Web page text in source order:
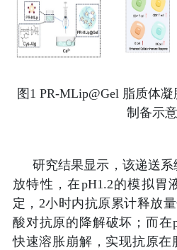
图 1 PR-MLip@Gel脂质体凝
制备示
研究结果显示，该递送
放特性，在pH1.2的模拟胃
定， 2小时内抗原累计释放
酸对抗原的降解破坏；而在
快速溶胀崩解，实现抗原在